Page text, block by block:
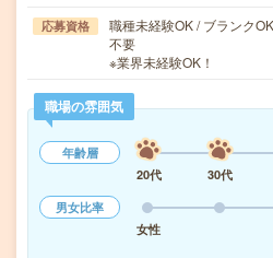
応募資格
職種未経験OK / ブランク
不要
※業界未経験OK！
職場の雰囲気
年齢層
20代
30代
男女比率
女性